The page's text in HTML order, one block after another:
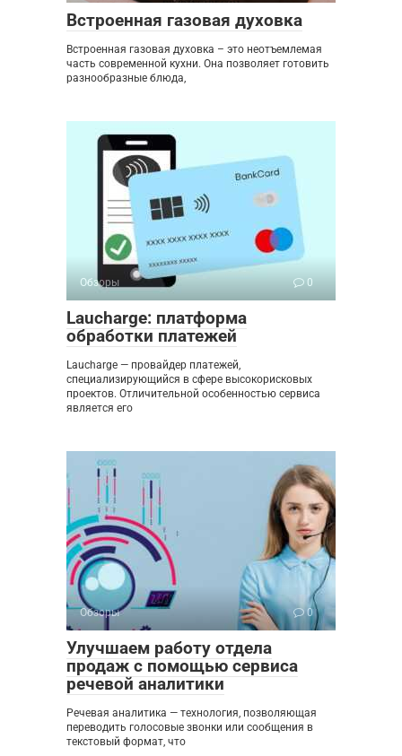
Встроенная газовая духовка
Встроенная газовая духовка – это неотъемлемая
часть современной кухни. Она позволяет готовить
разнообразные блюда,
Обзоры 0
Laucharge: платформа
обработки платежей
Laucharge — провайдер платежей,
специализирующийся в сфере высокорисковых
проектов. Отличительной особенностью сервиса
является его
Обзоры 0
Улучшаем работу отдела
продаж с помощью сервиса
речевой аналитики
Речевая аналитика — технология, позволяющая
переводить голосовые звонки или сообщения в
текстовый формат, что